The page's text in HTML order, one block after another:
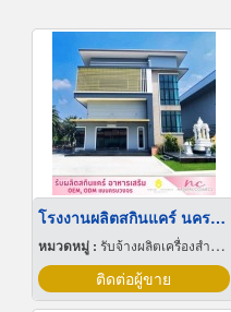
โรงงานผลิตสกินแคร์ นครปฐม
หมวดหมู่ : รับจ้างผลิตเครื่องสำอาง
ติดต่อผู้ขาย